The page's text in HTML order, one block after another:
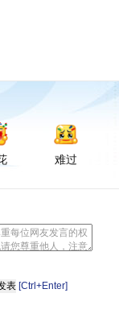
难过
[Ctrl+Enter]